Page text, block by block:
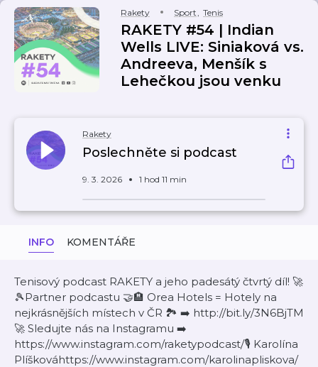
Rakety Sport, Tenis
RAKETY #54 | Indian
Wells LIVE: Siniaková vs.
Andreeva, Menšík s
Lehečkou jsou venku
Rakety
Poslechněte si podcast
9. 3. 2026 1 hod 11 min
INFO KOMENTÁŘE
Tenisový podcast RAKETY a jeho padesátý čtvrtý díl! 🚀
🎾Partner podcastu 🤝🏨 Orea Hotels = Hotely na
nejkrásnějších místech v ČR 🏞️ ➡️ http://bit.ly/3N6BjTM
🚀 Sledujte nás na Instagramu ➡️
https://www.instagram.com/raketypodcast/🎙 Karolína
Plíškováhttps://www.instagram.com/karolinapliskova/